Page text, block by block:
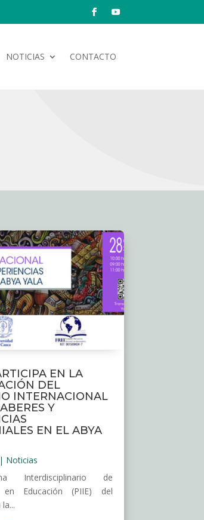
NOTICIAS CONTACTO
EN LA
DEL
INTERNACIONAL
Y
EN EL ABYA
| Noticias
Interdisciplinario de
en Educación (PIIE) del